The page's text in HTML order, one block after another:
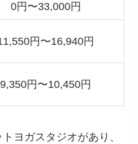
0円〜33,000円
円〜16,940円
9,350円〜10,450円
ヨガスタジオがあり、